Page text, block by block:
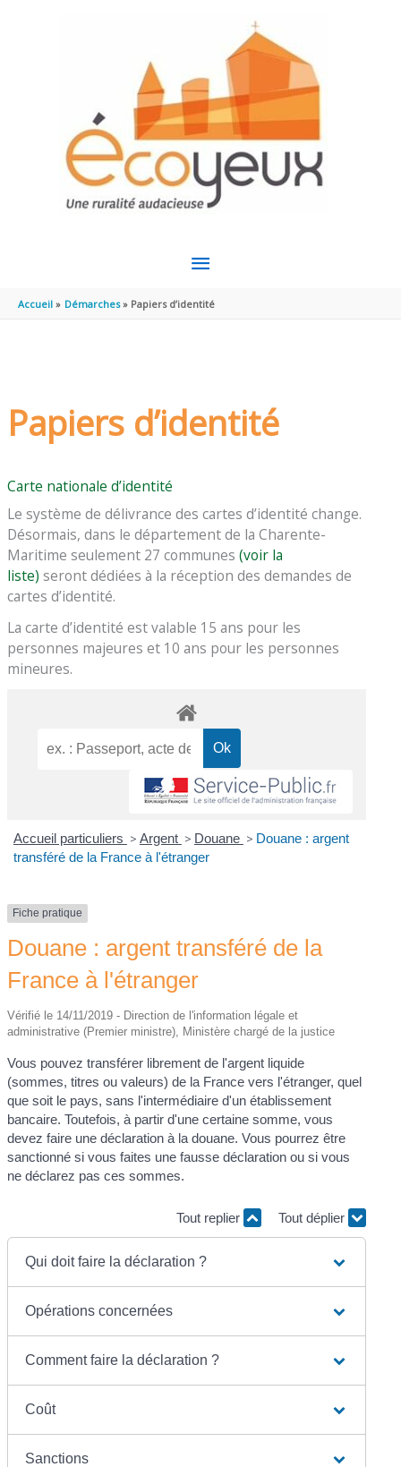
MENU
PRINCIPAL
Accueil Démarches Papiers d’identité
Papiers d’identité
Carte nationale d’identité
Le système de délivrance des cartes d’identité change.
Désormais, dans le département de la Charente-
Maritime seulement 27 communes(voir la
liste) seront dédiées à la réception des demandes de
cartes d’identité.
La carte d’identité est valable 15 ans pour les
personnes majeures et 10 ans pour les personnes
mineures.
Accueil particuliers > Argent > Douane > Douane : argent
transféré de la France à l'étranger
Fiche pratique
Douane : argent transféré de la
France à l'étranger
Vérifié le 14/11/2019 - Direction de l'information légale et
administrative (Premier ministre), Ministère chargé de la justice
Vous pouvez transférer librement de l'argent liquide
(sommes, titres ou valeurs) de la France vers l'étranger, quel
que soit le pays, sans l'intermédiaire d'un établissement
bancaire. Toutefois, à partir d'une certaine somme, vous
devez faire une déclaration à la douane. Vous pourrez être
sanctionné si vous faites une fausse déclaration ou si vous
ne déclarez pas ces sommes.
Tout replier Tout déplier
Qui doit faire la déclaration ?
Opérations concernées
Comment faire la déclaration ?
Coût
Sanctions